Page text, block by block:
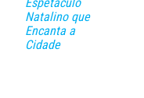
Natalino que
Encanta a
Cidade